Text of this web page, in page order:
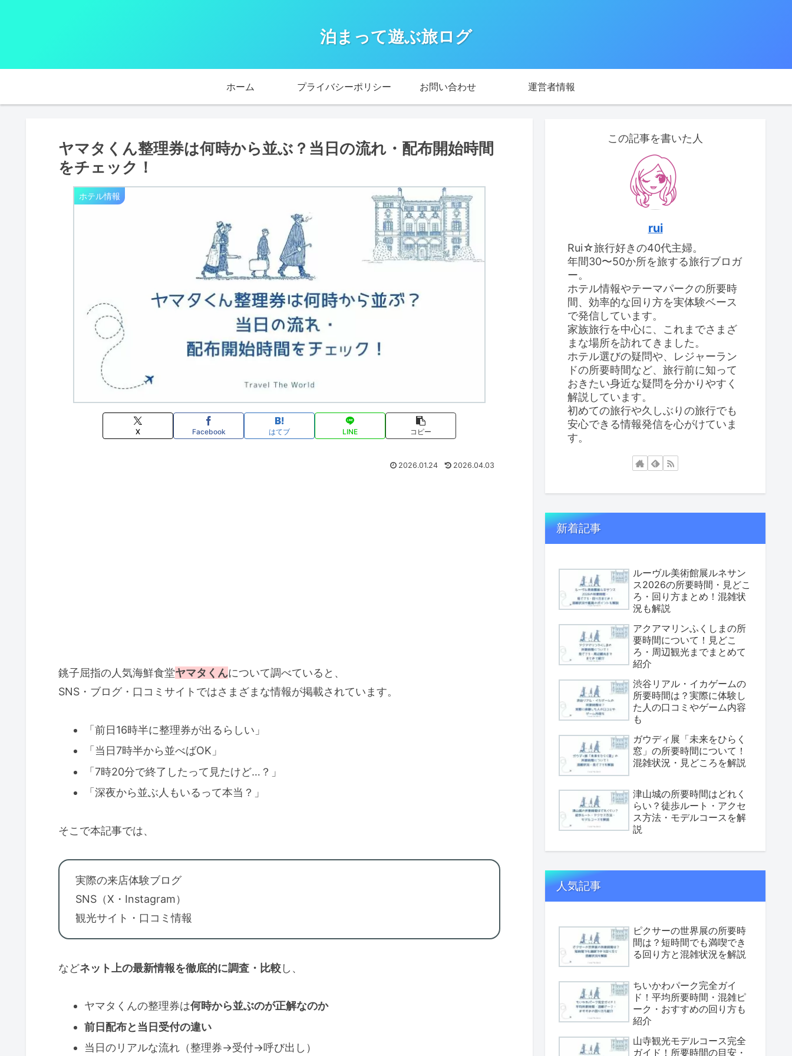
泊まって遊ぶ旅ログ
ホーム プライバシーポリシー お問い合わせ 運営者情報
ヤマタくん整理券は何時から並ぶ？当日の流れ・配布開始時間
をチェック！
ホテル情報
X Facebook はてブ LINE コピー
2026.01.24 2026.04.03
銚子屈指の人気海鮮食堂ヤマタくんについて調べていると、
SNS・ブログ・口コミサイトではさまざまな情報が掲載されています。
「前日16時半に整理券が出るらしい」
「当日7時半から並べばOK」
「7時20分で終了したって見たけど…？」
「深夜から並ぶ人もいるって本当？」
そこで本記事では、
実際の来店体験ブログ
SNS（X・Instagram）
観光サイト・口コミ情報
などネット上の最新情報を徹底的に調査・比較し、
ヤマタくんの整理券は何時から並ぶのが正解なのか
前日配布と当日受付の違い
当日のリアルな流れ（整理券→受付→呼び出し）
この記事を書いた人
rui
Rui☆旅行好きの40代主婦。
年間30〜50か所を旅する旅行ブロガ
ー。
ホテル情報やテーマパークの所要時
間、効率的な回り方を実体験ベース
で発信しています。
家族旅行を中心に、これまでさまざ
まな場所を訪れてきました。
ホテル選びの疑問や、レジャーラン
ドの所要時間など、旅行前に知って
おきたい身近な疑問を分かりやすく
解説しています。
初めての旅行や久しぶりの旅行でも
安心できる情報発信を心がけていま
す。
新着記事
ルーヴル美術館展ルネサン
ス2026の所要時間・見どこ
ろ・回り方まとめ！混雑状
況も解説
アクアマリンふくしまの所
要時間について！見どこ
ろ・周辺観光までまとめて
紹介
渋谷リアル・イカゲームの
所要時間は？実際に体験し
た人の口コミやゲーム内容
も
ガウディ展「未来をひらく
窓」の所要時間について！
混雑状況・見どころを解説
津山城の所要時間はどれく
らい？徒歩ルート・アクセ
ス方法・モデルコースを解
説
人気記事
ピクサーの世界展の所要時
間は？短時間でも満喫でき
る回り方と混雑状況を解説
ちいかわパーク完全ガイ
ド！平均所要時間・混雑ピ
ーク・おすすめの回り方も
紹介
山寺観光モデルコース完全
ガイド！所要時間の目安・